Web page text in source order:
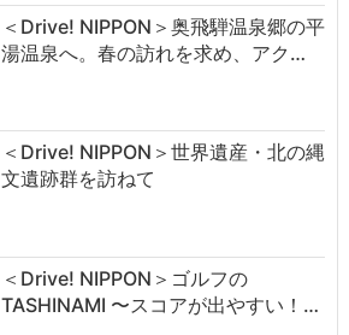
＜Drive! NIPPON＞奥飛騨温泉郷の平
湯温泉へ。春の訪れを求め、アク…
＜Drive! NIPPON＞世界遺産・北の縄
文遺跡群を訪ねて
＜Drive! NIPPON＞ゴルフの
TASHINAMI 〜スコアが出やすい！…